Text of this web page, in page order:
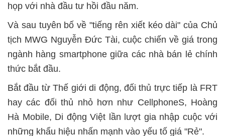
họp với nhà đầu tư hồi đầu năm.
Và sau tuyên bố về "tiếng rên xiết kéo dài" của Chủ
tịch MWG Nguyễn Đức Tài, cuộc chiến về giá trong
ngành hàng smartphone giữa các nhà bán lẻ chính
thức bắt đầu.
Bắt đầu từ Thế giới di động, đối thủ trực tiếp là FRT
hay các đối thủ nhỏ hơn như CellphoneS, Hoàng
Hà Mobile, Di động Việt lần lượt gia nhập cuộc với
những khẩu hiệu nhấn mạnh vào yếu tố giá "Rẻ".